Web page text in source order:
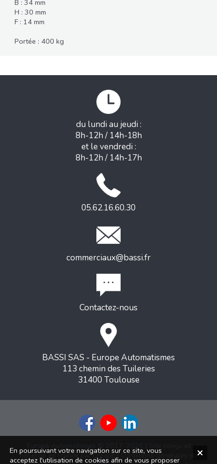
B : 34 mm
H : 30 mm
F : 14 mm
Portée : 400 kg
du lundi au jeudi :
8h-12h / 14h-18h
et le vendredi :
8h-12h / 14h-17h
05.62.16.60.30
commerciaux@bassi.fr
Contactez-nous
BASSI SAS - Europe Automatismes
113 chemin des Tuileries
31400 Toulouse
Europe Automatismes © 2017-2026 | Site conçu et
hébergé en France parCreapli| Conditions générales de
En poursuivant votre navigation sur ce site, vous
acceptez l'utilisation de cookies afin de vous proposer